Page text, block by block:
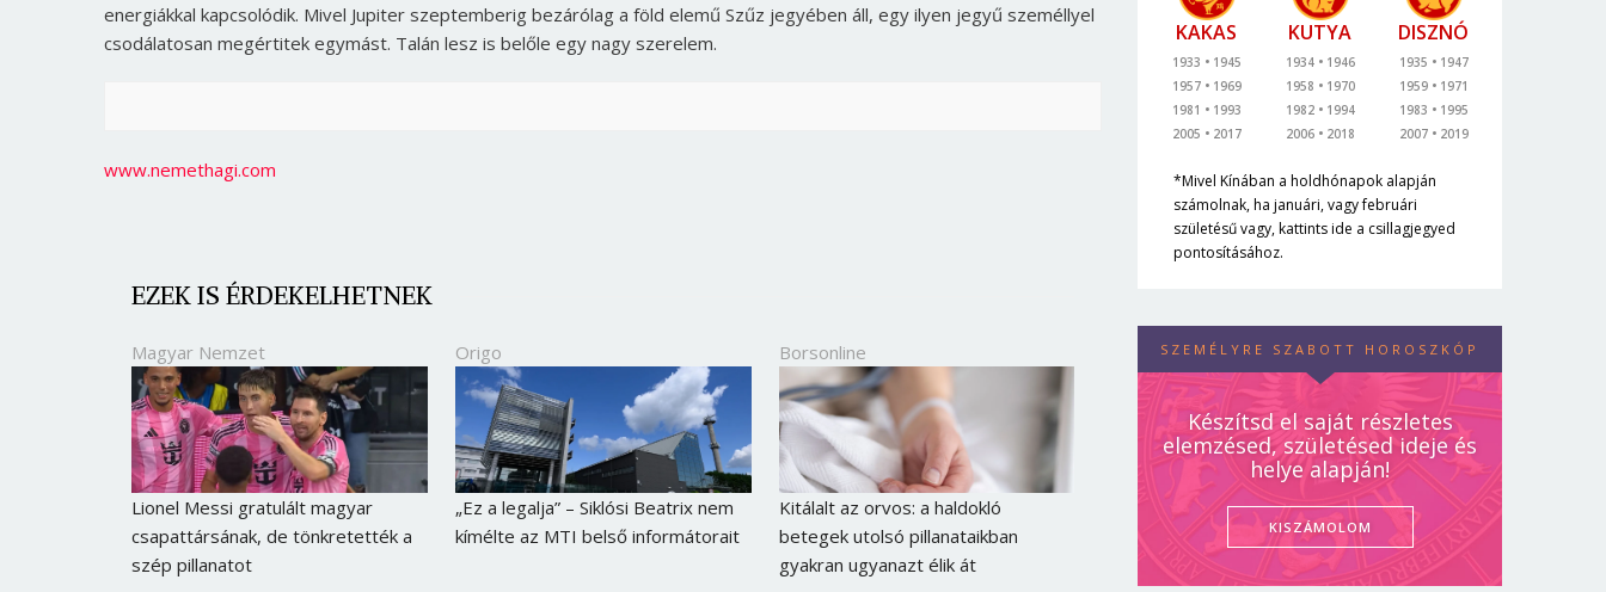
energiákkal kapcsolódik. Mivel Jupiter szeptemberig bezárólag a föld elemű Szűz jegyében áll, egy ilyen jegyű személlyel
csodálatosan megértitek egymást. Talán lesz is belőle egy nagy szerelem.
www.nemethagi.com
EZEK IS ÉRDEKELHETNEK
Magyar Nemzet
Lionel Messi gratulált magyar
csapattársának, de tönkretették a
szép pillanatot
Origo
„Ez a legalja” – Siklósi Beatrix nem
kímélte az MTI belső informátorait
Borsonline
Kitálalt az orvos: a haldokló
betegek utolsó pillanataikban
gyakran ugyanazt élik át
KAKAS
1933
1945
1957
1969
1981
1993
2005
2017
KUTYA
1934
1946
1958
1970
1982
1994
2006
2018
DISZNÓ
1935
1947
1959
1971
1983
1995
2007
2019
*Mivel Kínában a holdhónapok alapján
számolnak, ha januári, vagy februári
születésű vagy, kattints ide a csillagjegyed
pontosításához.
SZEMÉLYRE SZABOTT HOROSZKÓP
Készítsd el saját részletes
elemzésed, születésed ideje és
helye alapján!
KISZÁMOLOM